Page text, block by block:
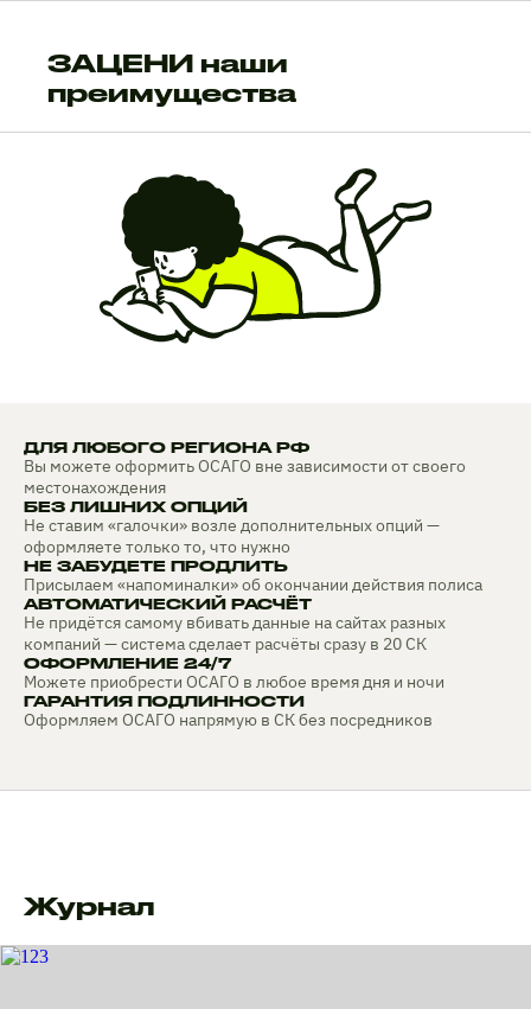
ЗАЦЕНИ наши
преимущества
ДЛЯ ЛЮБОГО РЕГИОНА РФ
Вы можете оформить ОСАГО вне зависимости от своего
местонахождения
БЕЗ ЛИШНИХ ОПЦИЙ
Не ставим «галочки» возле дополнительных опций —
оформляете только то, что нужно
НЕ ЗАБУДЕТЕ ПРОДЛИТЬ
Присылаем «напоминалки» об окончании действия полиса
АВТОМАТИЧЕСКИЙ РАСЧЁТ
Не придётся самому вбивать данные на сайтах разных
компаний — система сделает расчёты сразу в 20 СК
ОФОРМЛЕНИЕ 24/7
Можете приобрести ОСАГО в любое время дня и ночи
ГАРАНТИЯ ПОДЛИННОСТИ
Оформляем ОСАГО напрямую в СК без посредников
Журнал